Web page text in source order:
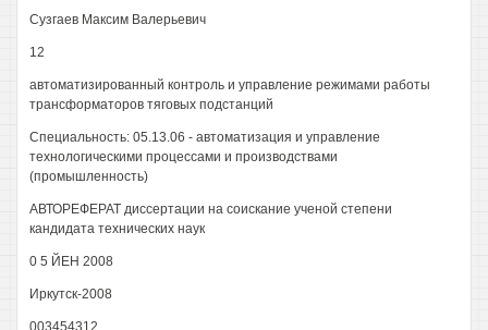
Сузгаев Максим Валерьевич
12
автоматизированный контроль и управление режимами работы
трансформаторов тяговых подстанций
Специальность: 05.13.06 - автоматизация и управление
технологическими процессами и производствами
(промышленность)
АВТОРЕФЕРАТ диссертации на соискание ученой степени
кандидата технических наук
0 5 ЙЕН 2008
Иркутск-2008
003454312